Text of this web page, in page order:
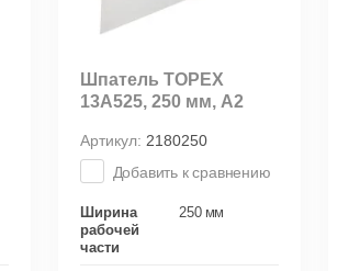
Шпатель TОРЕХ
13A525, 250 мм, А2
Артикул: 2180250
Добавить к сравнению
Ширина
рабочей
части
250 мм